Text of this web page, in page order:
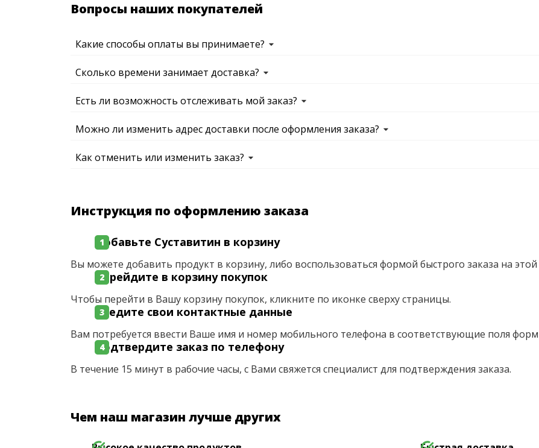
Вопросы наших покупателей
Какие способы оплаты вы принимаете?
Сколько времени занимает доставка?
Есть ли возможность отслеживать мой заказ?
Можно ли изменить адрес доставки после оформления заказа?
Как отменить или изменить заказ?
Инструкция по оформлению заказа
Добавьте Суставитин в корзину
Вы можете добавить продукт в корзину, либо воспользоваться формой быстрого заказа на этой
Перейдите в корзину покупок
Чтобы перейти в Вашу корзину покупок, кликните по иконке сверху страницы.
Введите свои контактные данные
Вам потребуется ввести Ваше имя и номер мобильного телефона в соответствующие поля
Подтвердите заказ по телефону
В течение 15 минут в рабочие часы, с Вами свяжется специалист для подтверждения заказа.
Чем наш магазин лучше других